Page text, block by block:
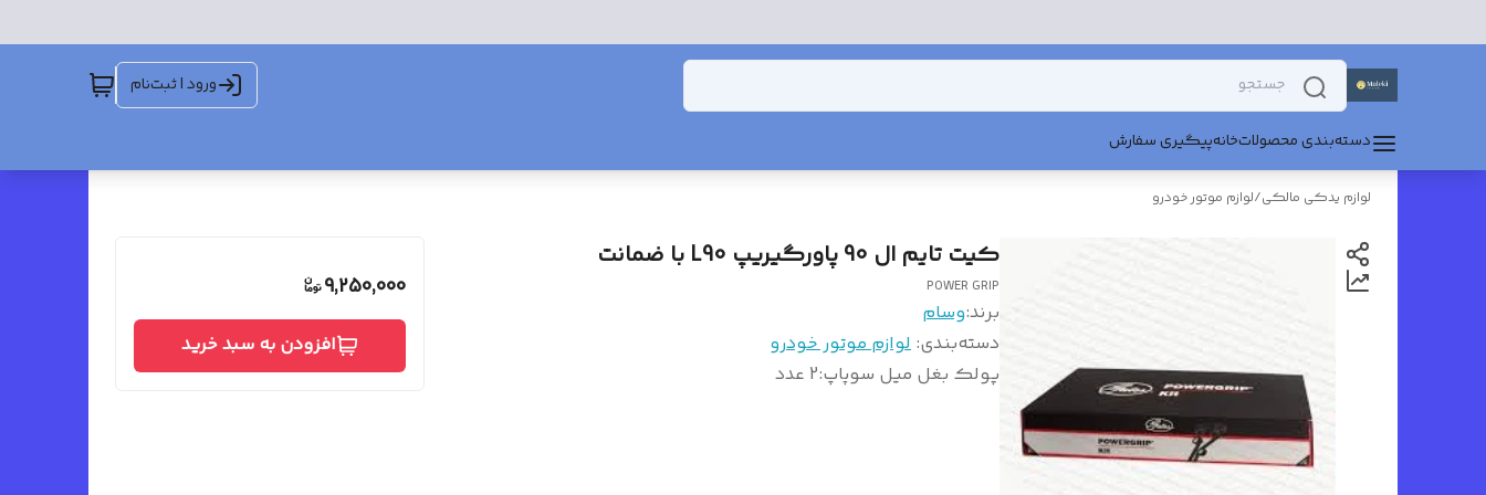
ورود | ثبت‌نام
دسته‌بندی محصولاتخانهپیگیری سفارش
لوازم یدکی مالکی/لوازم موتور خودرو
کیت تایم ال 90 پاورگیریپ L90 با ضمانت
POWER GRIP
برند:وسام
دسته‌بندی: لوازم موتور خودرو
پولک بغل میل سوپاپ:2 عدد
9,250,000
افزودن به سبد خرید